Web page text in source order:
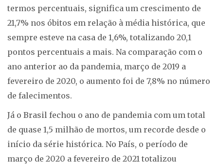
termos percentuais, significa um crescimento de
21,7% nos óbitos em relação à média histórica, que
sempre esteve na casa de 1,6%, totalizando 20,1
pontos percentuais a mais. Na comparação com o
ano anterior ao da pandemia, março de 2019 a
fevereiro de 2020, o aumento foi de 7,8% no número
de falecimentos.
Já o Brasil fechou o ano de pandemia com um total
de quase 1,5 milhão de mortos, um recorde desde o
início da série histórica. No País, o período de
março de 2020 a fevereiro de 2021 totalizou